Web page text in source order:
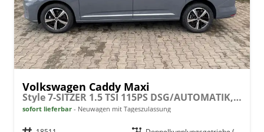
Volkswagen Caddy Maxi
Style 7-SITZER 1.5 TSI 115PS DSG/AUTOMATIK, PURE-GREY, 17" Alu/Ganzjahresreifen, Winterpaket, ACC-Tempomat, Toter-Winkel, ParkAssist, Parksensoren vo/hi, Rückfahrkamera, Radio Ready2Discover 10" + Wireless AppConnect, Climatronic, Abgedunkelte Scheiben
sofort lieferbar Neuwagen mit Tageszulassung